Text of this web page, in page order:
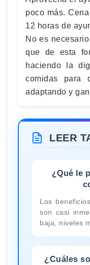
poco más.
12 horas de
No es
que de esta
haciendo la
comidas para
adaptando y
LEER
¿Qué le
Los
son casi
baja, niveles
¿Cuáles